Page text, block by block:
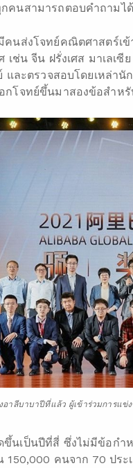
คนสามารถตอบคำถามไ
นส่งโจทย์คณิตศาสตร์เข้
เช่น จีน ฝรั่งเศส มาเลเ
และตรวจสอบโดยเหล่า
กโจทย์ขึ้นมาสองข้อสำห
าลีบาบาปีที่แล้ว ผู้เข้าร่วมการแข่
นเป็นปีที่สี่ ซึ่งไม่มีข้อกำ
คนจาก 70 ปร